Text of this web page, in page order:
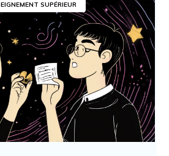
SUPÉRIEUR